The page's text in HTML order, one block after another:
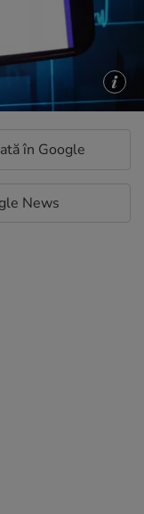
în Google
News